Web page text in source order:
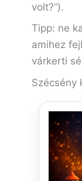
volt?”).
Tipp: ne
amihez
várkerti
Szécsény